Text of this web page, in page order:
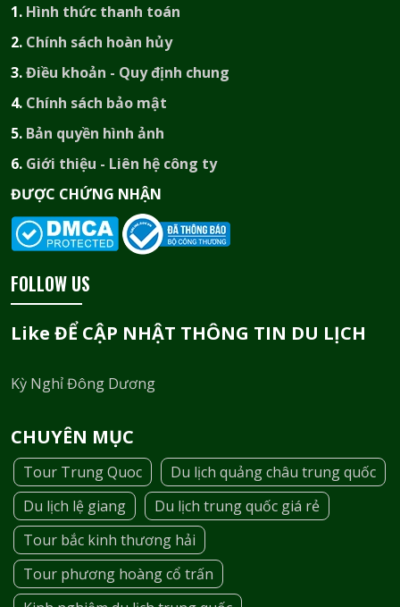
1. Hình thức thanh toán
2. Chính sách hoàn hủy
3.Điều khoản - Quy định chung
4. Chính sách bảo mật
5. Bản quyền hình ảnh
6. Giới thiệu - Liên hệ công ty
ĐƯỢC CHỨNG NHẬN​
FOLLOW US
Like ĐỂ CẬP NHẬT THÔNG TIN DU LỊCH
Kỳ Nghỉ Đông Dương
CHUYÊN MỤC
Tour Trung Quoc
Du lịch quảng châu trung quốc
Du lịch lệ giang
Du lịch trung quốc giá rẻ
Tour bắc kinh thương hải
Tour phương hoàng cổ trấn